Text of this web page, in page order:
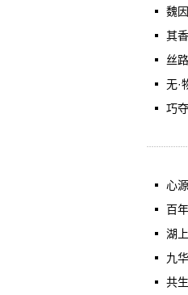
魏
其
丝
无·
巧
心
百
湖
九
共